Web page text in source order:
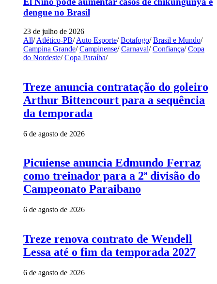
dengue no Brasil
23 de julho de 2026
All/ Atlético-PB/ Auto Esporte/ Botafogo/ Brasil e Mundo/
Campina Grande/ Campinense/ Carnaval/ Confiança/ Copa
do Nordeste/ Copa Paraíba/
Treze anuncia contratação do goleiro
Arthur Bittencourt para a sequência
da temporada
6 de agosto de 2026
Picuiense anuncia Edmundo Ferraz
como treinador para a 2ª divisão do
Campeonato Paraibano
6 de agosto de 2026
Treze renova contrato de Wendell
Lessa até o fim da temporada 2027
6 de agosto de 2026